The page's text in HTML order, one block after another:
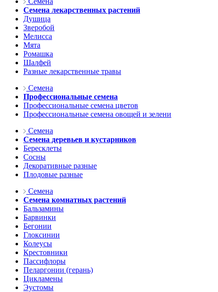
Семена лекарственных растений
Душица
Зверобой
Мелисса
Мята
Ромашка
Шалфей
Разные лекарственные травы
Семена
Профессиональные семена
Профессиональные семена цветов
Профессиональные семена овощей и зелени
Семена
Семена деревьев и кустарников
Бересклеты
Сосны
Декоративные разные
Плодовые разные
Семена
Семена комнатных растений
Бальзамины
Барвинки
Бегонии
Глоксинии
Колеусы
Крестовники
Пассифлоры
Пеларгонии (герань)
Цикламены
Эустомы